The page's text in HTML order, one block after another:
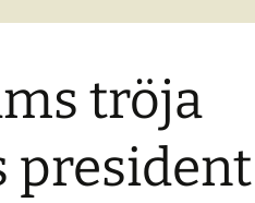
tröja
president